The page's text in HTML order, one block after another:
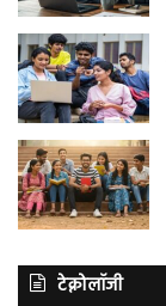
टेक्नोलॉजी